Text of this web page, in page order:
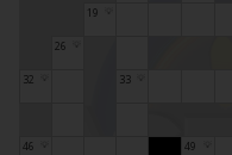
19
26
32 33
46 49